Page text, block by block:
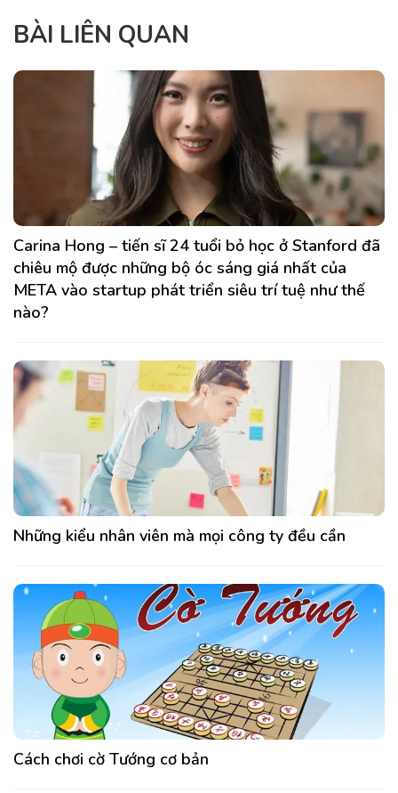
BÀI LIÊN QUAN
Carina Hong – tiến sĩ 24 tuổi bỏ học ở Stanford đã
chiêu mộ được những bộ óc sáng giá nhất của
META vào startup phát triển siêu trí tuệ như thế
nào?
Những kiểu nhân viên mà mọi công ty đều cần
Cách chơi cờ Tướng cơ bản